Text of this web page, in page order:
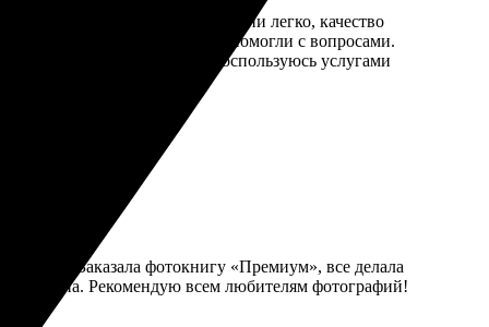
Загружать фотографии легко, качество
отзывчивый персонал, помогли с вопросами.
в руках. Непременно воспользуюсь услугами
Заказала фотокнигу «Премиум», все делала
довольна. Рекомендую всем любителям фотографий!